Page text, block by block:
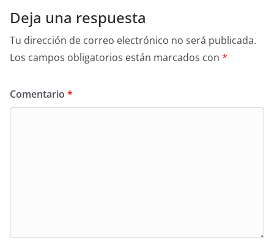
Deja una respuesta
Tu dirección de correo electrónico no será publicada.
Los campos obligatorios están marcados con *
Comentario *